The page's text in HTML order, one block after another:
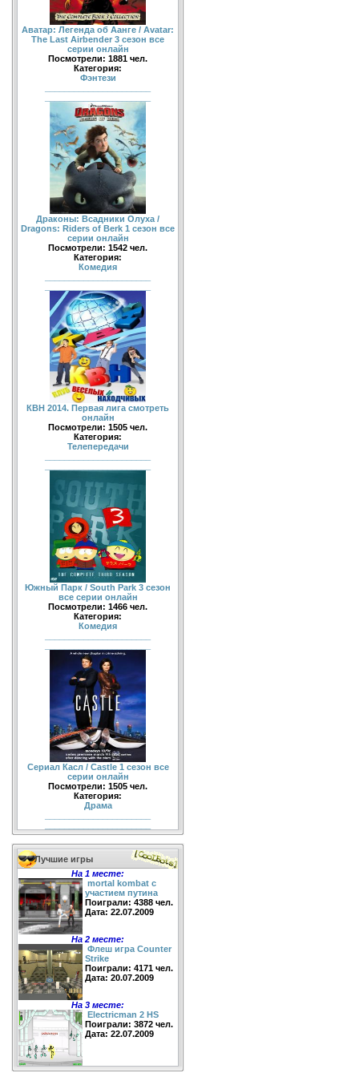
Аватар: Легенда об Аанге / Avatar:
The Last Airbender 3 сезон все
серии онлайн
Посмотрели: 1881 чел.
Категория:
Фэнтези
Драконы: Всадники Олуха /
Dragons: Riders of Berk 1 сезон все
серии онлайн
Посмотрели: 1542 чел.
Категория:
Комедия
КВН 2014. Первая лига смотреть
онлайн
Посмотрели: 1505 чел.
Категория:
Телепередачи
Южный Парк / South Park 3 сезон
все серии онлайн
Посмотрели: 1466 чел.
Категория:
Комедия
Сериал Касл / Castle 1 сезон все
серии онлайн
Посмотрели: 1505 чел.
Категория:
Драма
Лучшие игры
На 1 месте:
mortal kombat с
участием путина
Поиграли: 4388 чел.
Дата: 22.07.2009
На 2 месте:
Флеш игра Counter
Strike
Поиграли: 4171 чел.
Дата: 20.07.2009
На 3 месте:
Electricman 2 HS
Поиграли: 3872 чел.
Дата: 22.07.2009